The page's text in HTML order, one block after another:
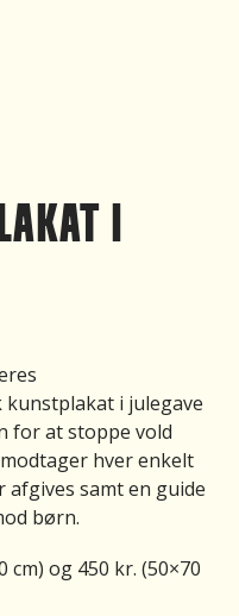
I
i julegave
for at stoppe vold
hver enkelt
samt en guide
børn.
cm) og 450 kr. (50×70